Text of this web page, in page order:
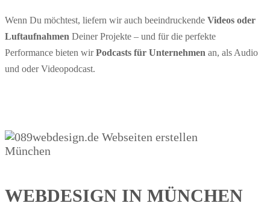
Wenn Du möchtest, liefern wir auch beeindruckende Videos oder
Luftaufnahmen Deiner Projekte – und für die perfekte
Performance bieten wirPodcasts für Unternehmen an, als Audio
und oder Videopodcast.
WEBDESIGN IN MÜNCHEN